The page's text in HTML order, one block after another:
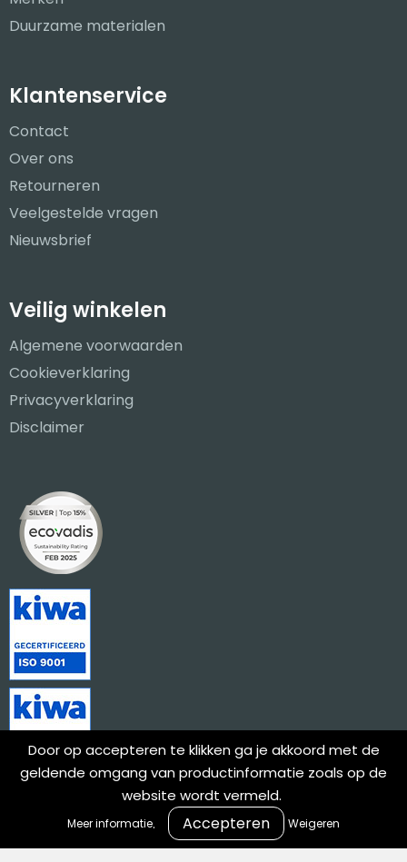
Duurzame materialen
Klantenservice
Contact
Over ons
Retourneren
Veelgestelde vragen
Nieuwsbrief
Veilig winkelen
Algemene voorwaarden
Cookieverklaring
Privacyverklaring
Disclaimer
Door op accepteren te klikken ga je akkoord met de
geldende omgang van productinformatie zoals op de
website wordt vermeld.
Meer informatie. Weigeren